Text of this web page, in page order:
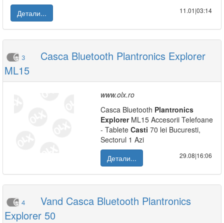
Детали...
11.01|03:14
3
Casca Bluetooth Plantronics Explorer
ML15
www.olx.ro
Casca Bluetooth Plantronics
ExplorerML15 Accesorii Telefoane
- Tablete Casti 70 lei Bucuresti,
Sectorul 1 Azi
Детали...
29.08|16:06
4
Vand Casca Bluetooth Plantronics
Explorer 50